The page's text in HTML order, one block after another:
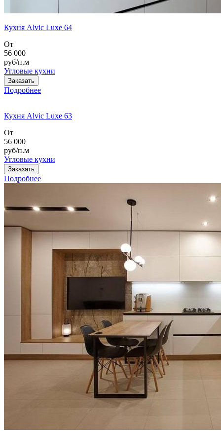
Кухня Alvic Luxe 64
От
56 000
руб/п.м
Угловые кухни
Заказать
Подробнее
Кухня Alvic Luxe 63
От
56 000
руб/п.м
Угловые кухни
Заказать
Подробнее